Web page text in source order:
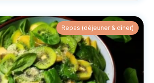
Repas (déjeuner & dîner)